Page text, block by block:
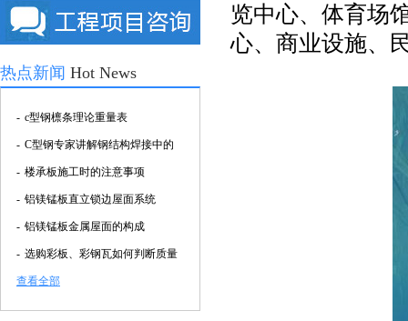
热点新闻 Hot News
- c型钢檩条理论重量表
- C型钢专家讲解钢结构焊接中的
- 楼承板施工时的注意事项
- 铝镁锰板直立锁边屋面系统
- 铝镁锰板金属屋面的构成
- 选购彩板、彩钢瓦如何判断质量
查看全部
览中心、体育场
心、商业设施、